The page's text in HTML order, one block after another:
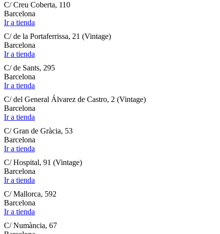
C/ Creu Coberta, 110
Barcelona
Ir a tienda
C/ de la Portaferrissa, 21 (Vintage)
Barcelona
Ir a tienda
C/ de Sants, 295
Barcelona
Ir a tienda
C/ del General Álvarez de Castro, 2 (Vintage)
Barcelona
Ir a tienda
C/ Gran de Gràcia, 53
Barcelona
Ir a tienda
C/ Hospital, 91 (Vintage)
Barcelona
Ir a tienda
C/ Mallorca, 592
Barcelona
Ir a tienda
C/ Numància, 67